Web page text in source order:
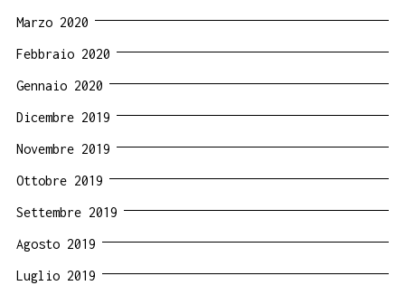
Marzo 2020
Febbraio 2020
Gennaio 2020
Dicembre 2019
Novembre 2019
Ottobre 2019
Settembre 2019
Agosto 2019
Luglio 2019